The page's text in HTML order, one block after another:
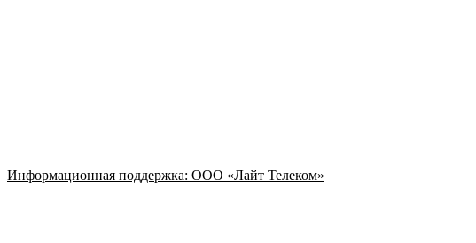
Информационная поддержка: ООО «Лайт Телеком»